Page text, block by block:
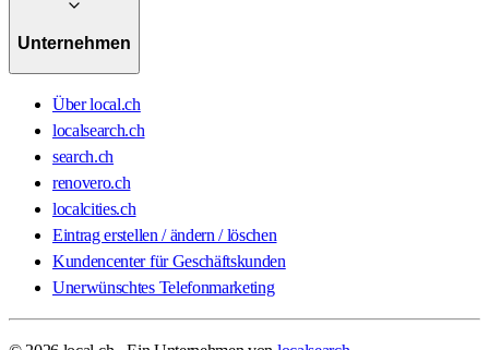
Unternehmen
Über local.ch
localsearch.ch
search.ch
renovero.ch
localcities.ch
Eintrag erstellen / ändern / löschen
Kundencenter für Geschäftskunden
Unerwünschtes Telefonmarketing